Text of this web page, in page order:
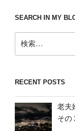
SEARCH IN MY
索:
RECENT POSTS
老夫
その